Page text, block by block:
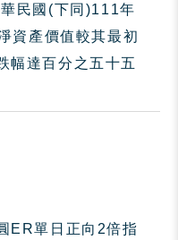
民國(下同)111年
資產價值較其最初
幅達百分之五十五
ER單日正向2倍指